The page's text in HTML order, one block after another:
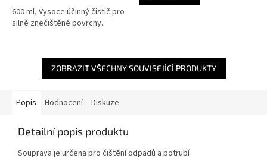
hvězdiček.
600 ml, Vysoce účinný čistič pro
silně znečištěné povrchy.
ZOBRAZIT VŠECHNY SOUVISEJÍCÍ PRODUKTY
Popis Hodnocení Diskuze
Detailní popis produktu
Souprava je určena pro čištění odpadů a potrubí